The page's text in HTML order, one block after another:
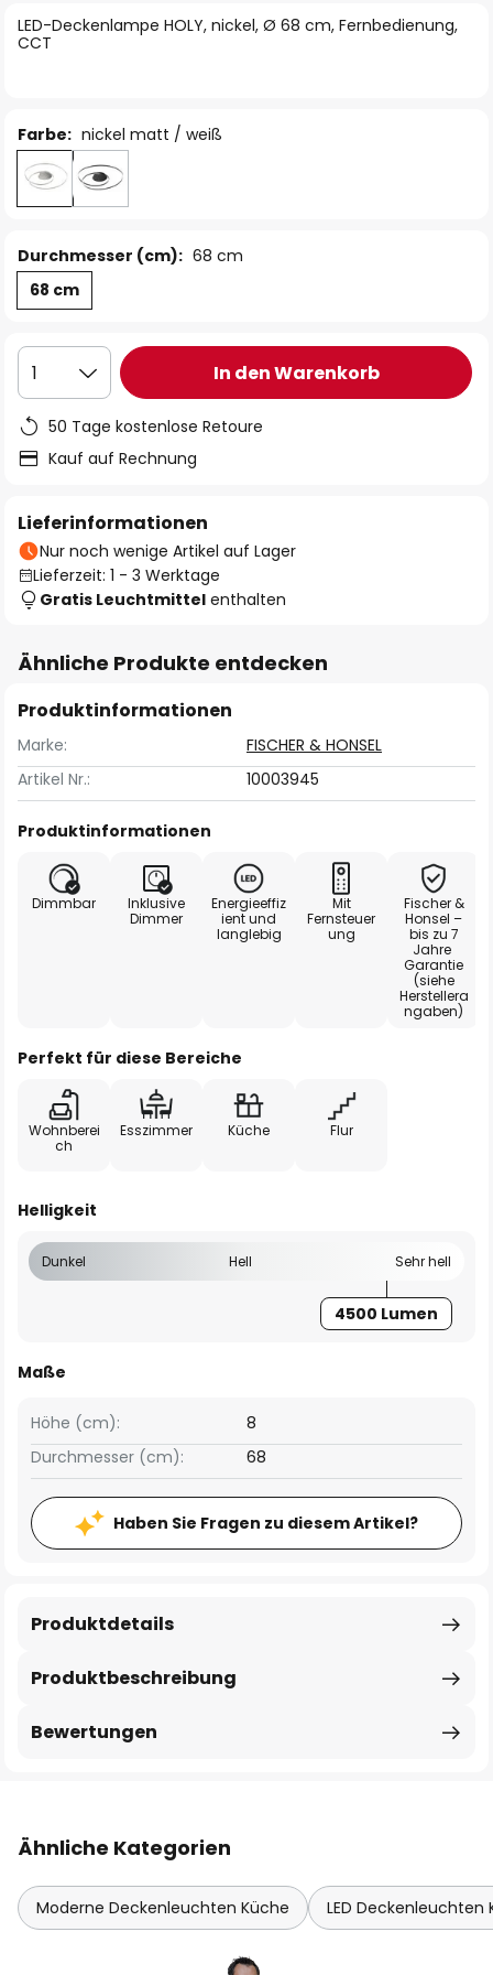
LED-Deckenlampe HOLY, nickel, Ø 68 cm, Fernbedienung,
CCT
Farbe: nickel matt / weiß
Durchmesser (cm): 68 cm
68 cm
1 In den Warenkorb
50 Tage kostenlose Retoure
Kauf auf Rechnung
Lieferinformationen
Nur noch wenige Artikel auf Lager
Lieferzeit: 1 - 3 Werktage
Gratis Leuchtmittel enthalten
Ähnliche Produkte entdecken
Produktinformationen
Marke:
FISCHER & HONSEL
Artikel Nr.:
10003945
Produktinformationen
Dimmbar
Inklusive
Dimmer
Energieeffiz
ient und
langlebig
Mit
Fernsteuer
ung
Fischer &
Honsel –
bis zu 7
Jahre
Garantie
(siehe
Herstellera
ngaben)
Perfekt für diese Bereiche
Wohnberei
ch
Esszimmer Küche Flur
Helligkeit
Dunkel Hell Sehr hell
4500 Lumen
Maße
Höhe (cm):
8
Durchmesser (cm):
68
Haben Sie Fragen zu diesem Artikel?
Produktbeschreibung
Produktdetails
Bewertungen
Ähnliche Kategorien
Moderne Deckenleuchten Küche LED Deckenleuchten